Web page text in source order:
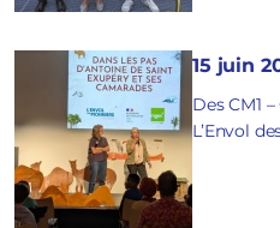
15 juin
Des CM1
L’Envol